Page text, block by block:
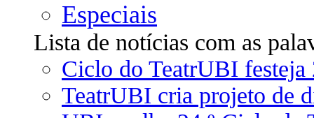
Especiais
Lista de notícias com as
Ciclo do TeatrUBI festeja
TeatrUBI cria projeto de